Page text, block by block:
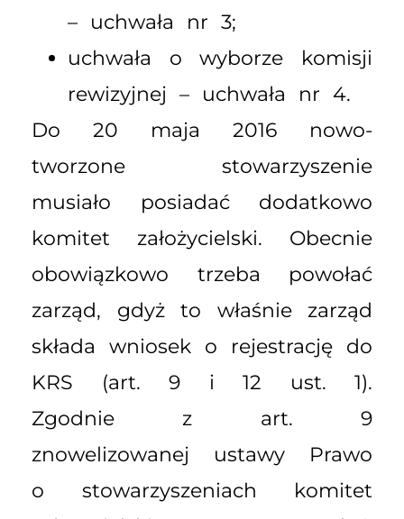
– uchwała nr 3;
uchwała o wyborze komisji
rewizyjnej – uchwała nr 4.
Do 20 maja 2016 nowo-
tworzone stowarzyszenie
musiało posiadać dodatkowo
komitet założycielski. Obecnie
obowiązkowo trzeba powołać
zarząd, gdyż to właśnie zarząd
składa wniosek o rejestrację do
KRS (art. 9 i 12 ust. 1).
Zgodnie z art. 9
znowelizowanej ustawy Prawo
o stowarzyszeniach komitet